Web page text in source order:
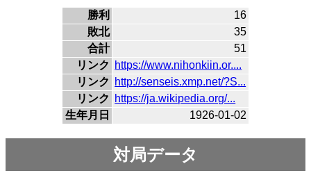
勝利
16
敗北
35
合計
51
リンク
https://www.nihonkiin.or....
リンク
http://senseis.xmp.net/?S...
リンク
https://ja.wikipedia.org/...
生年月日
1926-01-02
対局データ